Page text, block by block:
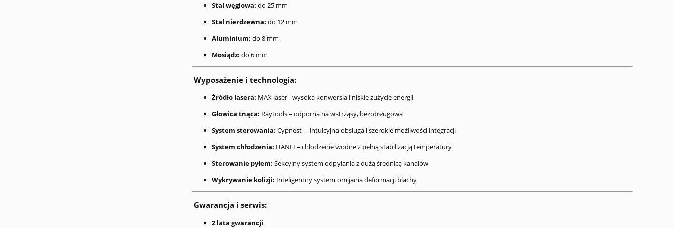
Stal węglowa: do 25 mm
Stal nierdzewna: do 12 mm
Aluminium: do 8 mm
Mosiądz: do 6 mm
Wyposażenie i technologia:
Źródło lasera: MAX laser– wysoka konwersja i niskie zużycie energii
Głowica tnąca: Raytools – odporna na wstrząsy, bezobsługowa
System sterowania: Cypnest – intuicyjna obsługa i szerokie możliwości integracji
System chłodzenia: HANLI – chłodzenie wodne z pełną stabilizacją temperatury
Sterowanie pyłem: Sekcyjny system odpylania z dużą średnicą kanałów
Wykrywanie kolizji: Inteligentny system omijania deformacji blachy
Gwarancja i serwis:
2 lata gwarancji